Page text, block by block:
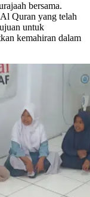
bersama.
Quran yang telah
untuk
kemahiran dalam